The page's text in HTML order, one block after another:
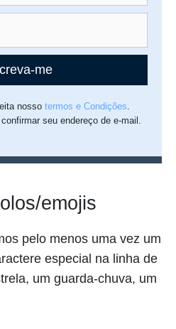
me
nossotermos e Condições.
seu endereço de e-mail.
emojis
pelo menos uma vez um
especial na linha de
um guarda-chuva, um